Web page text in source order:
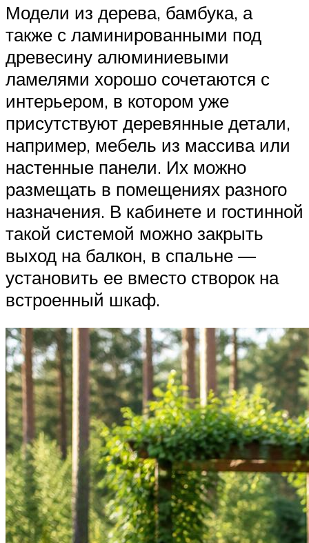
Модели из дерева, бамбука, а
также с ламинированными под
древесину алюминиевыми
ламелями хорошо сочетаются с
интерьером, в котором уже
присутствуют деревянные детали,
например, мебель из массива или
настенные панели. Их можно
размещать в помещениях разного
назначения. В кабинете и гостинной
такой системой можно закрыть
выход на балкон, в спальне —
установить ее вместо створок на
встроенный шкаф.